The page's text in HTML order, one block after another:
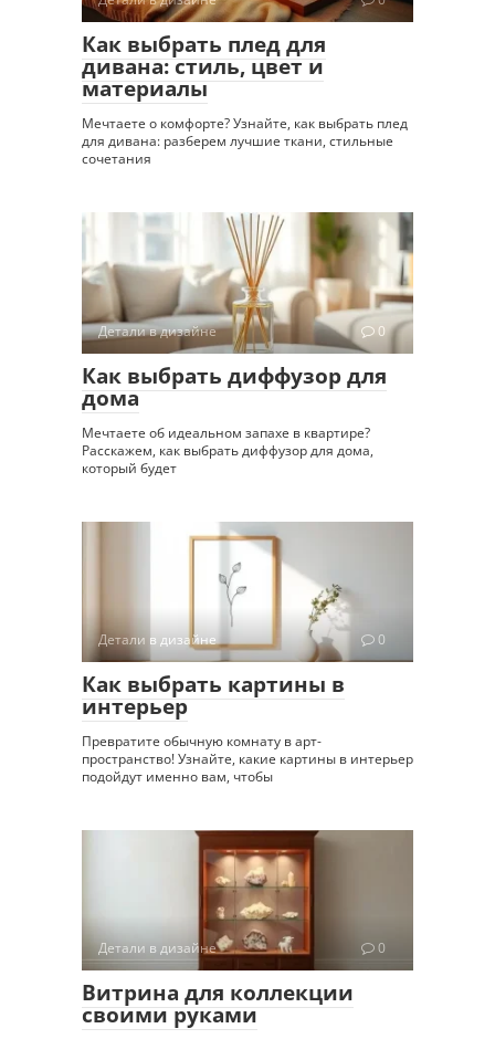
Как выбрать плед для
дивана: стиль, цвет и
материалы
Мечтаете о комфорте? Узнайте, как выбрать плед
для дивана: разберем лучшие ткани, стильные
сочетания
Детали в дизайне 0
Как выбрать диффузор для
дома
Мечтаете об идеальном запахе в квартире?
Расскажем, как выбрать диффузор для дома,
который будет
Детали в дизайне 0
Как выбрать картины в
интерьер
Превратите обычную комнату в арт-
пространство! Узнайте, какие картины в интерьер
подойдут именно вам, чтобы
Детали в дизайне 0
Витрина для коллекции
своими руками